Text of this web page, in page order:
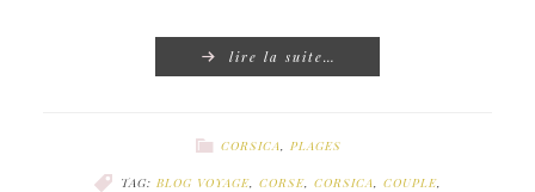
lire la suite…
CORSICA PLAGES
TAG: BLOG VOYAGE CORSE CORSICA COUPLE